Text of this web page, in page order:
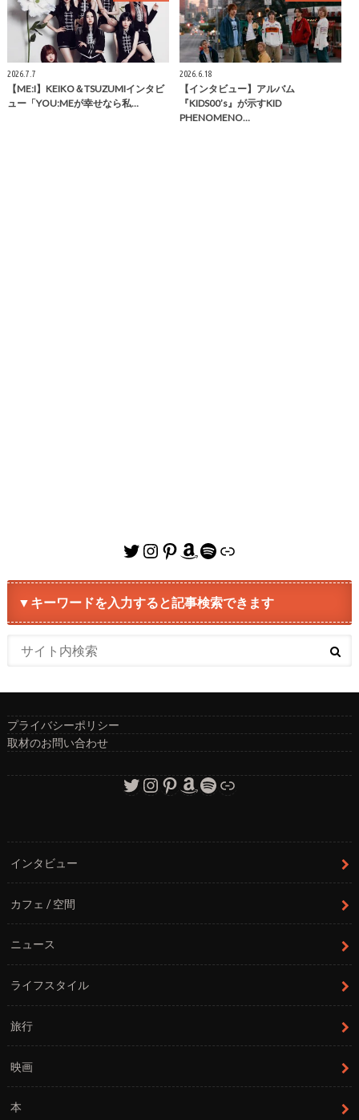
2026.7.7
【ME:I】KEIKO＆TSUZUMIインタビ
ュー「YOU:MEが幸せなら私…
2026.6.18
【インタビュー】アルバム
『KIDS00’s』が示すKID
PHENOMENO…
Twitter
Instagram
Pinterest
Amazon
Spotify
リンク
▼キーワードを入力すると記事検索できます
プライバシーポリシー
取材のお問い合わせ
Twitter
Instagram
Pinterest
Amazon
Spotify
リンク
インタビュー
カフェ / 空間
ニュース
ライフスタイル
旅行
映画
本